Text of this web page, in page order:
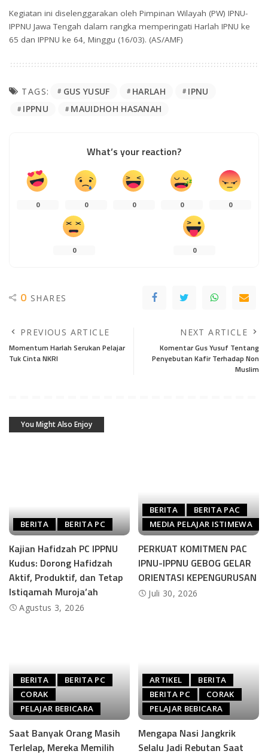
Kegiatan ini diselenggarakan oleh Pimpinan Wilayah (PW) IPNU-
IPPNU Jawa Tengah dalam rangka memperingati Harlah IPNU ke
65 dan IPPNU ke 64, Minggu (16/03). (AS/AMF)
TAGS: GUS YUSUF HARLAH
IPNU
IPPNU
MAUIDHOH HASANAH
What’s your reaction?
0 0 0 0 0
0 0
0 SHARES
PREVIOUS ARTICLE
Momentum Harlah Serukan Pelajar
Tuk Cinta NKRI
NEXT ARTICLE
Komentar Gus Yusuf Tentang
Penyebutan Kafir Terhadap Non
Muslim
You Might Also Enjoy
BERITA BERITA PC
Kajian Hafidzah PC IPPNU
Kudus: Dorong Hafidzah
Aktif, Produktif, dan Tetap
Istiqamah Muroja’ah
Agustus 3, 2026
BERITA
BERITA PAC
MEDIA PELAJAR ISTIMEWA
PERKUAT KOMITMEN PAC
IPNU-IPPNU GEBOG GELAR
ORIENTASI KEPENGURUSAN
Juli 30, 2026
BERITA
BERITA PC
CORAK
PELAJAR BEBICARA
Saat Banyak Orang Masih
Terlelap, Mereka Memilih
ARTIKEL
BERITA
BERITA PC
CORAK
PELAJAR BEBICARA
Mengapa Nasi Jangkrik
Selalu Jadi Rebutan Saat